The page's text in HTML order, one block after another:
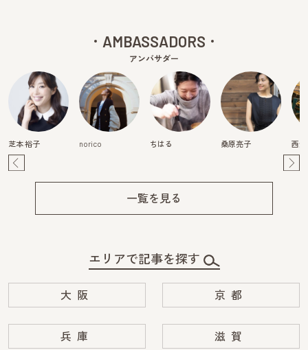
AMBASSADORS
アンバサダー
芝本 裕子 norico ちはる 桑原亮子 西
一覧を見る
エリアで記事を探す
大阪 京都
兵庫 滋賀